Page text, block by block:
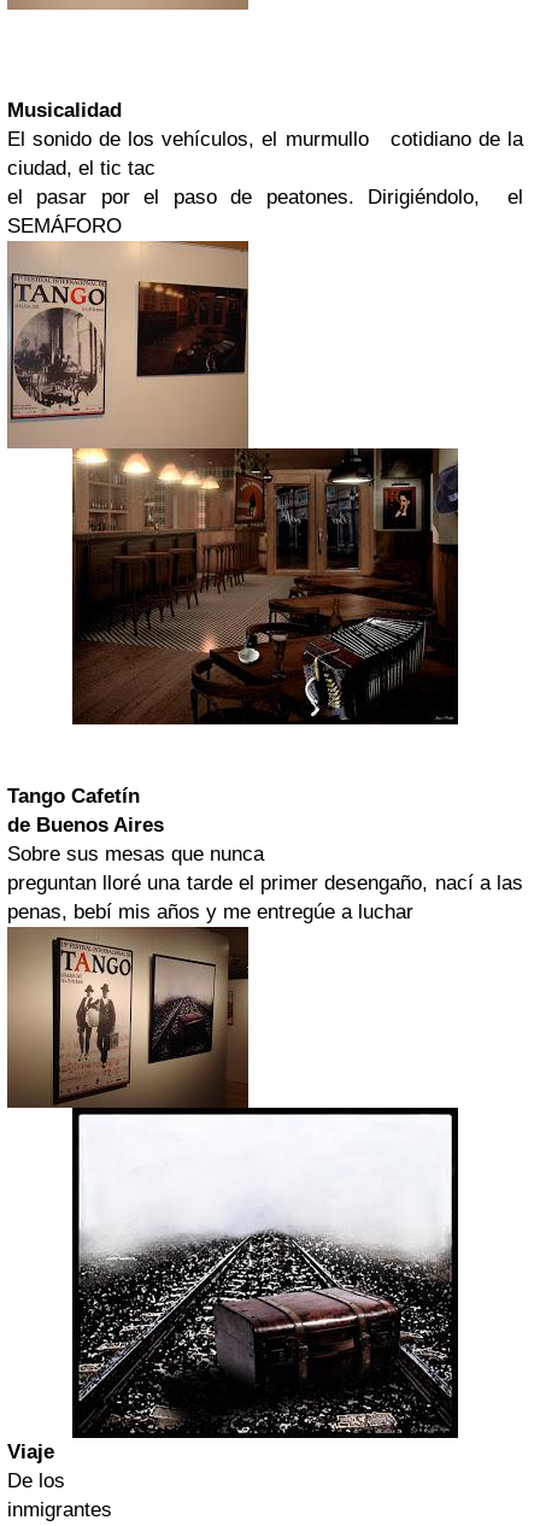
Musicalidad
El sonido de los vehículos, el murmullo cotidiano de la
ciudad, el tic tac
el pasar por el paso de peatones. Dirigiéndolo, el
SEMÁFORO
Tango Cafetín
de Buenos Aires
Sobre sus mesas que nunca
preguntan lloré una tarde el primer desengaño, nací a las
penas, bebí mis años y me entregúe a luchar
Viaje
De los
inmigrantes